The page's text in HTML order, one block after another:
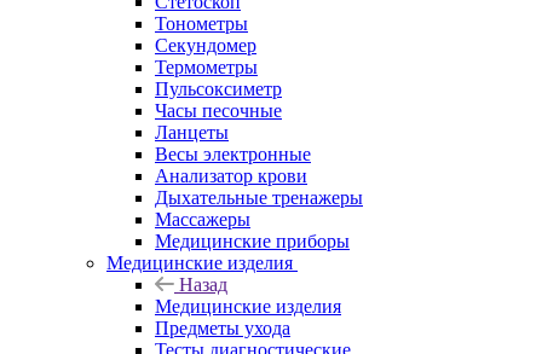
Тонометры
Секундомер
Термометры
Пульсоксиметр
Часы песочные
Ланцеты
Весы электронные
Анализатор крови
Дыхательные тренажеры
Массажеры
Медицинские приборы
Медицинские изделия
Назад
Медицинские изделия
Предметы ухода
Тесты диагностические